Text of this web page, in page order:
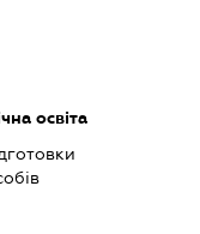
освіта